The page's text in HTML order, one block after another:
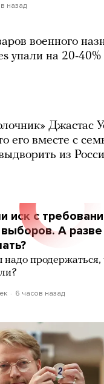
назад
военного
упали на 20-40%
Джастас
его вместе с
из
иск с
А
надо
6 часов назад